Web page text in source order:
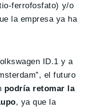
ferrofosfato) y/o
la empresa ya ha
ID.1 y a
el futuro
podría retomar la
, ya que la